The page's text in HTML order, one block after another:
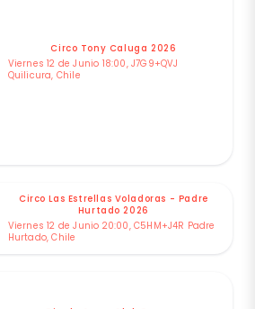
Circo Tony Caluga 2026
Viernes 12 de Junio 18:00, J7G9+QVJ
Quilicura, Chile
Circo Las Estrellas Voladoras - Padre
Hurtado 2026
Viernes 12 de Junio 20:00, C5HM+J4R Padre
Hurtado, Chile